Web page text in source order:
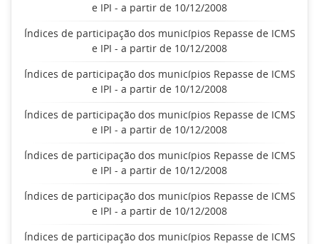
e IPI - a partir de 10/12/2008
Índices de participação dos municípios Repasse de ICMS
e IPI - a partir de 10/12/2008
Índices de participação dos municípios Repasse de ICMS
e IPI - a partir de 10/12/2008
Índices de participação dos municípios Repasse de ICMS
e IPI - a partir de 10/12/2008
Índices de participação dos municípios Repasse de ICMS
e IPI - a partir de 10/12/2008
Índices de participação dos municípios Repasse de ICMS
e IPI - a partir de 10/12/2008
Índices de participação dos municípios Repasse de ICMS